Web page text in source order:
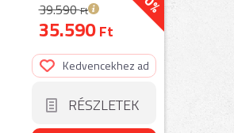
39.590Ft
35.590Ft
Kedvencekhez ad
RÉSZLETEK